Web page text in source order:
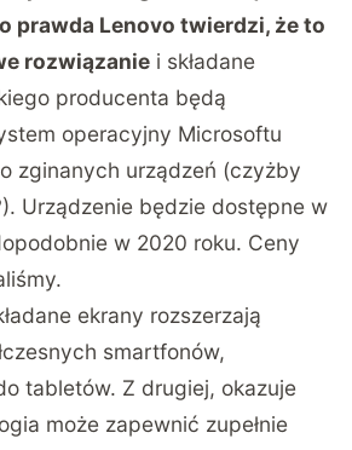
prawda Lenovo twierdzi, że to
rozwiązanie i składane
producenta będą
operacyjny Microsoftu
zginanych urządzeń (czyżby
Urządzenie będzie dostępne w
w 2020 roku. Ceny
ekrany rozszerzają
smartfonów,
tabletów. Z drugiej, okazuje
może zapewnić zupełnie